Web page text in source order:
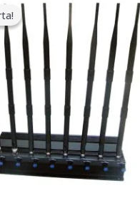
precio
original
era:
$799.00.
precio
actual
es:
$559.88.